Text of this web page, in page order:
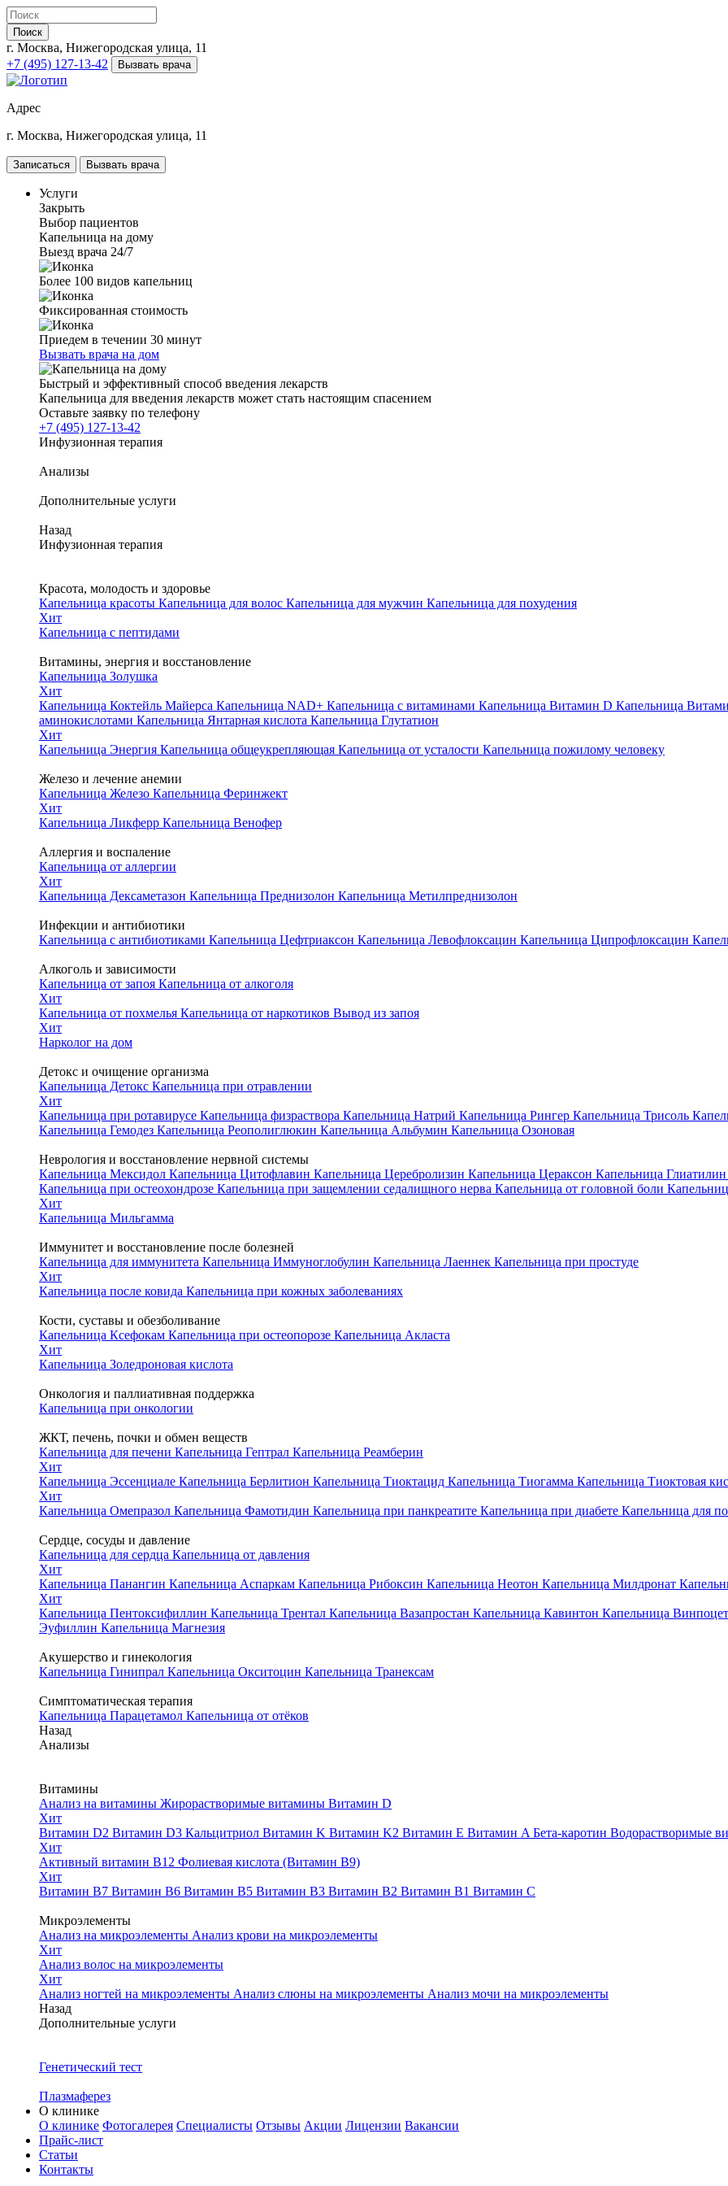
Поиск
г. Москва, Нижегородская улица, 11
+7 (495) 127-13-42
Вызвать врача
Адрес
г. Москва, Нижегородская улица, 11
Записаться Вызвать врача
Услуги
Закрыть
Выбор пациентов
Капельница на дому
Выезд врача 24/7
Более 100 видов капельниц
Фиксированная стоимость
Приедем в течении 30 минут
Вызвать врача на дом
Быстрый и эффективный способ введения лекарств
Капельница для введения лекарств может стать настоящим спасением
Оставьте заявку по телефону
+7 (495) 127-13-42
Инфузионная терапия
Анализы
Дополнительные услуги
Назад
Инфузионная терапия
Красота, молодость и здоровье
Капельница красоты Капельница для волос Капельница для мужчин Капельница для похудения
Хит
Капельница с пептидами
Витамины, энергия и восстановление
Капельница Золушка
Хит
Капельница Коктейль Майерса Капельница NAD+ Капельница с витаминами Капельница Витамин D Капельница
аминокислотами Капельница Янтарная кислота Капельница Глутатион
Хит
Капельница Энергия Капельница общеукрепляющая Капельница от усталости Капельница пожилому человеку
Железо и лечение анемии
Капельница Железо Капельница Феринжект
Хит
Капельница Ликферр Капельница Венофер
Аллергия и воспаление
Капельница от аллергии
Хит
Капельница Дексаметазон Капельница Преднизолон Капельница Метилпреднизолон
Инфекции и антибиотики
Капельница с антибиотиками Капельница Цефтриаксон Капельница Левофлоксацин Капельница Ципрофлоксацин
Алкоголь и зависимости
Капельница от запоя Капельница от алкоголя
Хит
Капельница от похмелья Капельница от наркотиков Вывод из запоя
Хит
Нарколог на дом
Детокс и очищение организма
Капельница Детокс Капельница при отравлении
Хит
Капельница при ротавирусе Капельница физраствора Капельница Натрий Капельница Рингер Капельница Трисоль
Капельница Гемодез Капельница Реополиглюкин Капельница Альбумин Капельница Озоновая
Неврология и восстановление нервной системы
Капельница Мексидол Капельница Цитофлавин Капельница Церебролизин Капельница Цераксон Капельница Глиатилин
Капельница при остеохондрозе Капельница при защемлении седалищного нерва Капельница от головной боли
Хит
Капельница Мильгамма
Иммунитет и восстановление после болезней
Капельница для иммунитета Капельница Иммуноглобулин Капельница Лаеннек Капельница при простуде
Хит
Капельница после ковида Капельница при кожных заболеваниях
Кости, суставы и обезболивание
Капельница Ксефокам Капельница при остеопорозе Капельница Акласта
Хит
Капельница Золедроновая кислота
Онкология и паллиативная поддержка
Капельница при онкологии
ЖКТ, печень, почки и обмен веществ
Капельница для печени Капельница Гептрал Капельница Реамберин
Хит
Капельница Эссенциале Капельница Берлитион Капельница Тиоктацид Капельница Тиогамма Капельница Тиоктовая
Хит
Капельница Омепразол Капельница Фамотидин Капельница при панкреатите Капельница при диабете Капельница для
Сердце, сосуды и давление
Капельница для сердца Капельница от давления
Хит
Капельница Панангин Капельница Аспаркам Капельница Рибоксин Капельница Неотон Капельница Милдронат
Хит
Капельница Пентоксифиллин Капельница Трентал Капельница Вазапростан Капельница Кавинтон Капельница
Эуфиллин Капельница Магнезия
Акушерство и гинекология
Капельница Гинипрал Капельница Окситоцин Капельница Транексам
Симптоматическая терапия
Капельница Парацетамол Капельница от отёков
Назад
Анализы
Витамины
Анализ на витамины Жирорастворимые витамины Витамин D
Хит
Витамин D2 Витамин D3 Кальцитриол Витамин K Витамин K2 Витамин E Витамин A Бета-каротин Водорастворимые
Хит
Активный витамин B12 Фолиевая кислота (Витамин B9)
Хит
Витамин B7 Витамин B6 Витамин B5 Витамин B3 Витамин B2 Витамин B1 Витамин C
Микроэлементы
Анализ на микроэлементы Анализ крови на микроэлементы
Хит
Анализ волос на микроэлементы
Хит
Анализ ногтей на микроэлементы Анализ слюны на микроэлементы Анализ мочи на микроэлементы
Назад
Дополнительные услуги
Генетический тест
Плазмаферез
О клинике
О клинике Фотогалерея Специалисты Отзывы Акции Лицензии Вакансии
Прайс-лист
Статьи
Контакты